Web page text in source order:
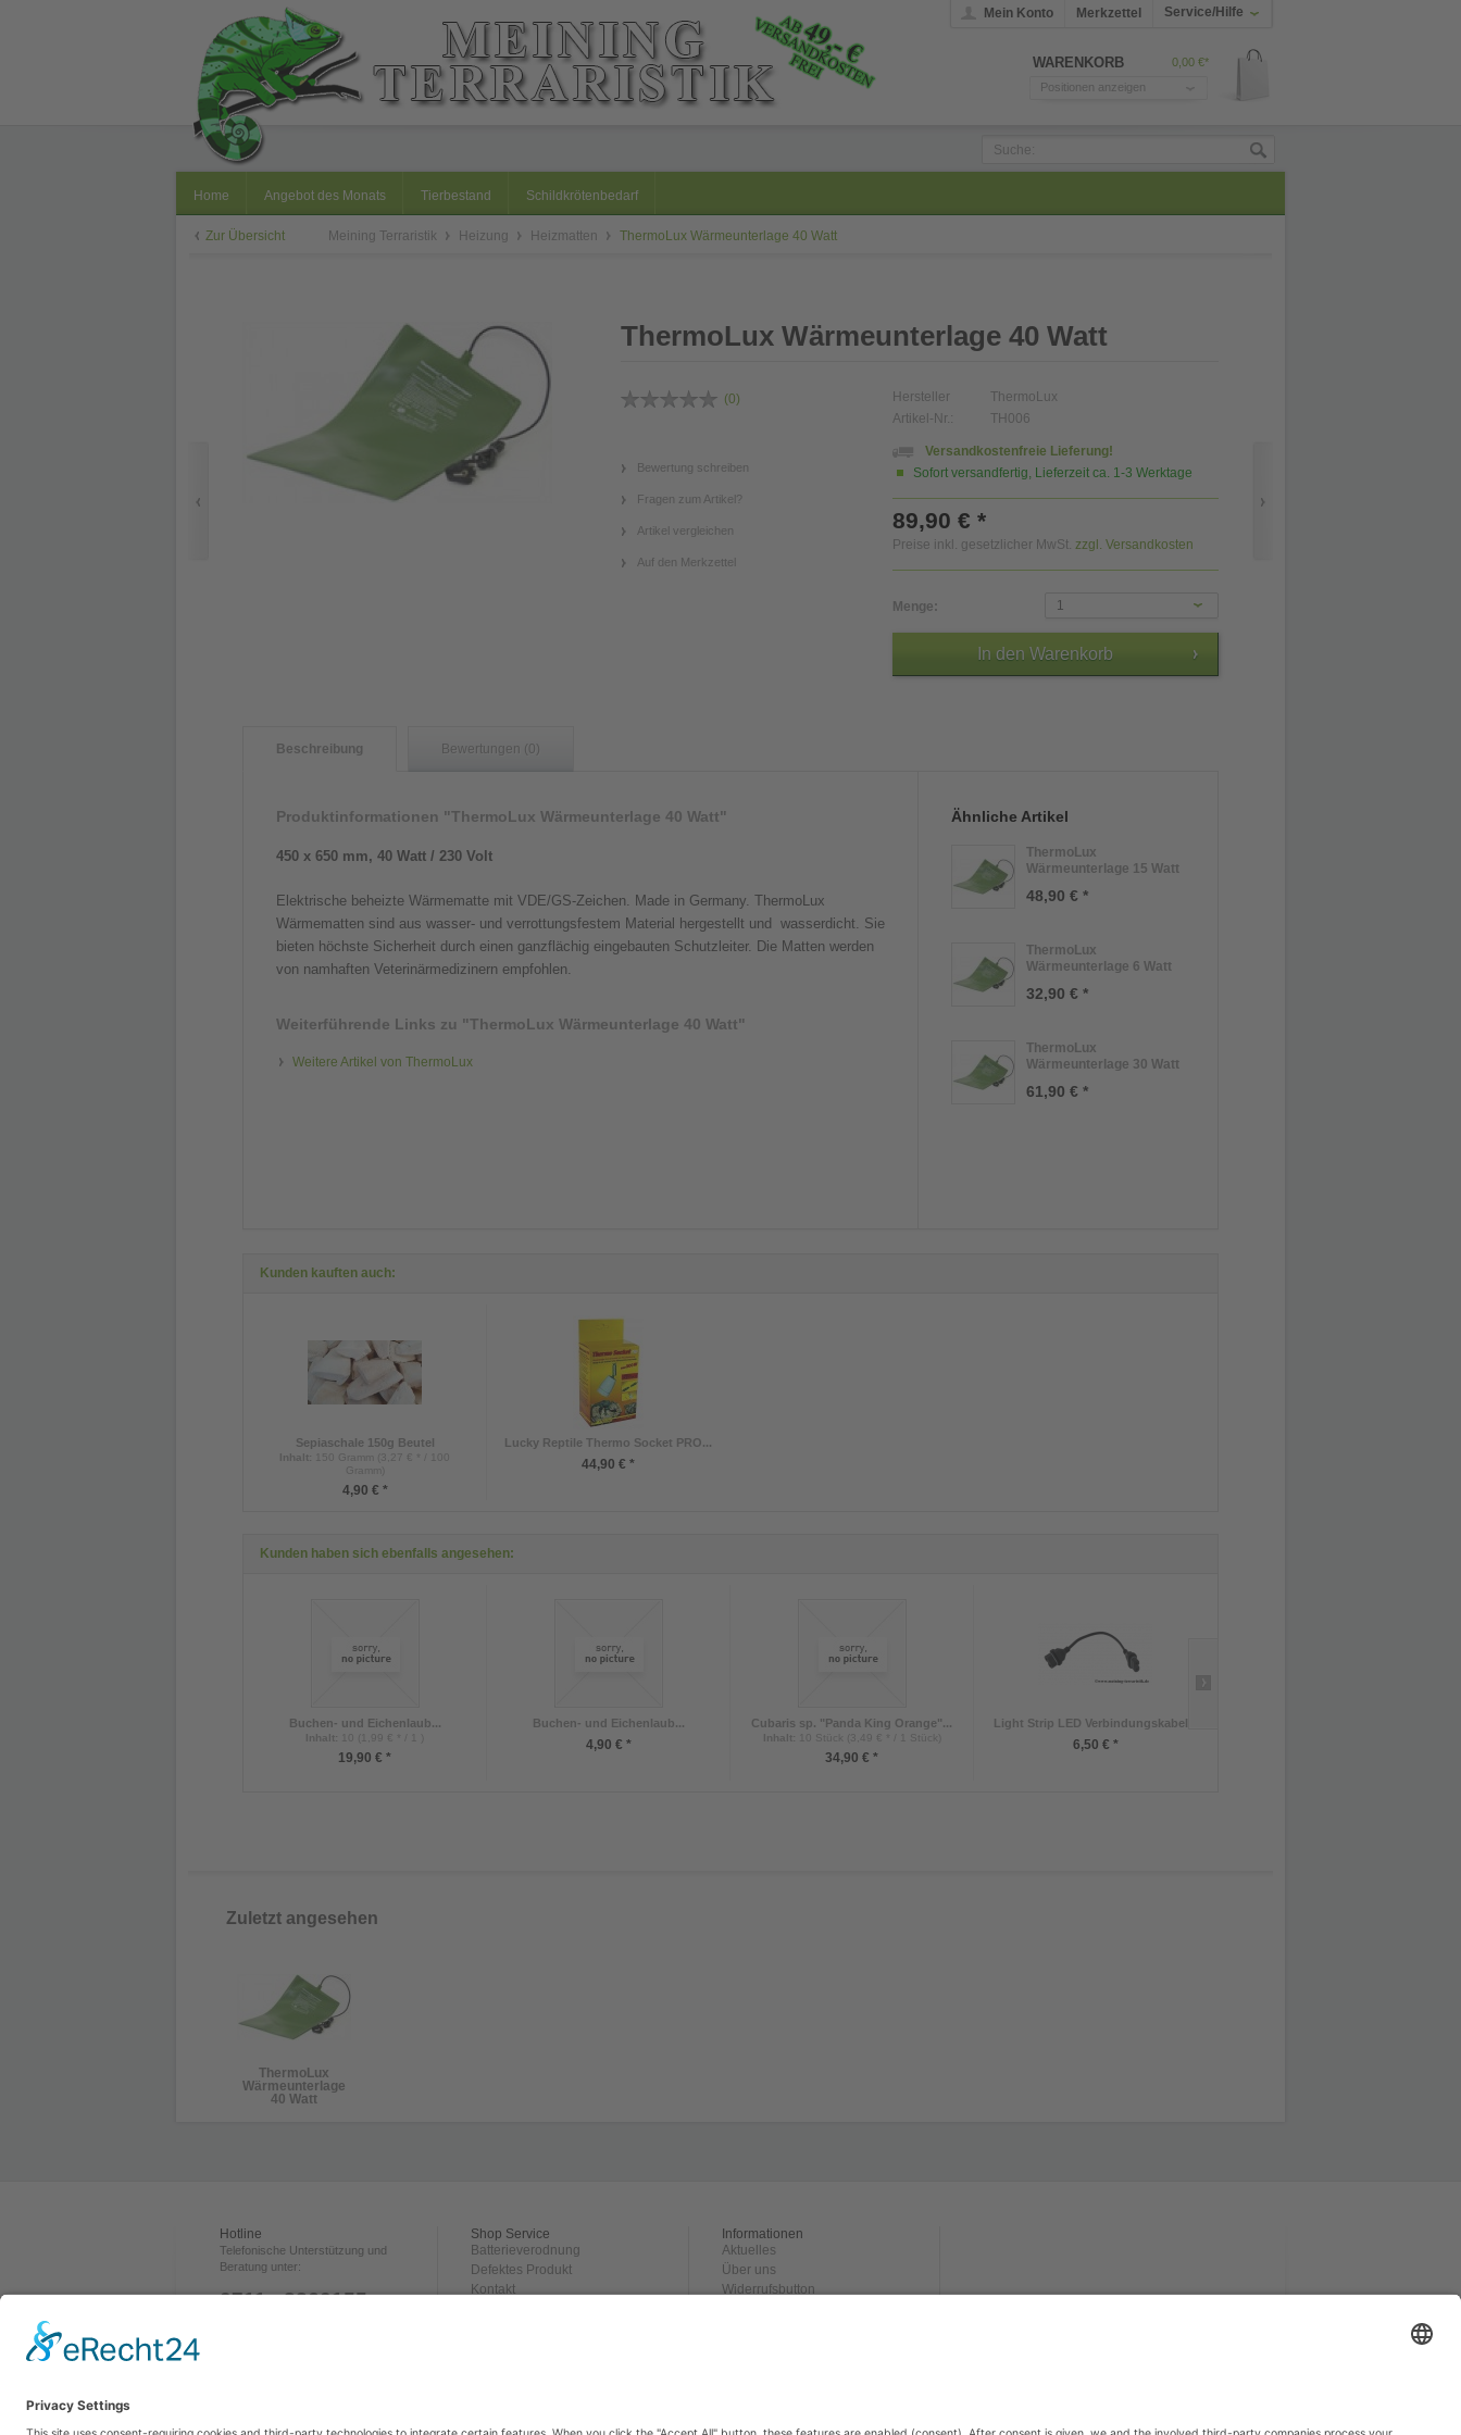
Mein Konto Merkzettel Service/Hilfe
WARENKORB
0,00 €*
Positionen anzeigen
Home Angebot des Monats Tierbestand Schildkrötenbedarf
Zur Übersicht Meining Terraristik Heizung Heizmatten ThermoLux Wärmeunterlage 40 Watt
ThermoLux Wärmeunterlage 40 Watt
(0)
Bewertung schreiben
Fragen zum Artikel?
Artikel vergleichen
Auf den Merkzettel
Hersteller
ThermoLux
Artikel-Nr.:
TH006
Versandkostenfreie Lieferung!
Sofort versandfertig, Lieferzeit ca. 1-3 Werktage
89,90 € *
Preise inkl. gesetzlicher MwSt. zzgl. Versandkosten
Menge: 1
Beschreibung Bewertungen (0)
Produktinformationen "ThermoLux Wärmeunterlage 40 Watt"
450 x 650 mm, 40 Watt / 230 Volt
Elektrische beheizte Wärmematte mit VDE/GS-Zeichen. Made in Germany. ThermoLux
Wärmematten sind aus wasser- und verrottungsfestem Material hergestellt und wasserdicht. Sie
bieten höchste Sicherheit durch einen ganzflächig eingebauten Schutzleiter. Die Matten werden
von namhaften Veterinärmedizinern empfohlen.
Weiterführende Links zu "ThermoLux Wärmeunterlage 40 Watt"
Weitere Artikel von ThermoLux
Ähnliche Artikel
ThermoLux
Wärmeunterlage 15 Watt
48,90 € *
ThermoLux
Wärmeunterlage 6 Watt
32,90 € *
ThermoLux
Wärmeunterlage 30 Watt
61,90 € *
Kunden kauften auch:
Sepiaschale 150g Beutel
Inhalt: 150 Gramm (3,27 € * / 100
Gramm)
4,90 € *
Lucky Reptile Thermo Socket PRO...
44,90 € *
Kunden haben sich ebenfalls angesehen:
Buchen- und Eichenlaub...
Inhalt: 10 (1,99 € * / 1 )
19,90 € *
Buchen- und Eichenlaub...
4,90 € *
Cubaris sp. "Panda King Orange"...
Inhalt: 10 Stück (3,49 € * / 1 Stück)
34,90 € *
Light Strip LED Verbindungskabel...
6,50 € *
Zuletzt angesehen
ThermoLux
Wärmeunterlage
40 Watt
Hotline
Telefonische Unterstützung und
Beratung unter:
0711 - 3360155
Shop Service
Batterieverodnung
Defektes Produkt
Kontakt
Informationen
Aktuelles
Über uns
Widerrufsbutton